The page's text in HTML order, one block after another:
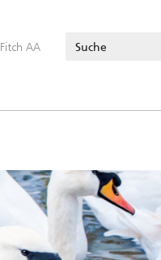
Fitch AA